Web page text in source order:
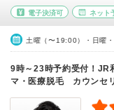
電子決済可 ネット
土曜（〜19:00）・日曜・
9時～23時予約受付！JR
マ・医療脱毛 カウンセ